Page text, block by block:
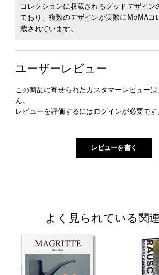
コレクションに収蔵されるグッドデザイン
ており、複数のデザインが実際にMoMAコ
蔵されています。
ユーザーレビュー
この商品に寄せられたカスタマーレビュー
ん。
レビューを評価するには ログインが必要です
よく見られている関